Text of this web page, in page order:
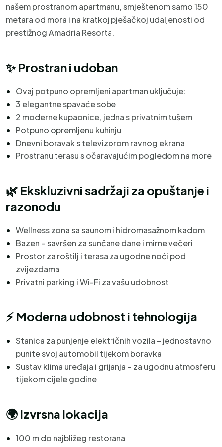
našem prostranom apartmanu, smještenom samo 150
metara od mora i na kratkoj pješačkoj udaljenosti od
prestižnog Amadria Resorta.
✨Prostran i udoban
Ovaj potpuno opremljeni apartman uključuje:
3 elegantne spavaće sobe
2 moderne kupaonice, jedna s privatnim tušem
Potpuno opremljenu kuhinju
Dnevni boravak s televizorom ravnog ekrana
Prostranu terasu s očaravajućim pogledom na more
🌿 Ekskluzivni sadržaji za opuštanje i
razonodu
Wellness zona sa saunom i hidromasažnom kadom
Bazen – savršen za sunčane dane i mirne večeri
Prostor za roštilj i terasa za ugodne noći pod
zvijezdama
Privatni parking i Wi-Fi za vašu udobnost
⚡ Moderna udobnost i tehnologija
Stanica za punjenje električnih vozila – jednostavno
punite svoj automobil tijekom boravka
Sustav klima uređaja i grijanja – za ugodnu atmosferu
tijekom cijele godine
🌍 Izvrsna lokacija
100 m do najbližeg restorana